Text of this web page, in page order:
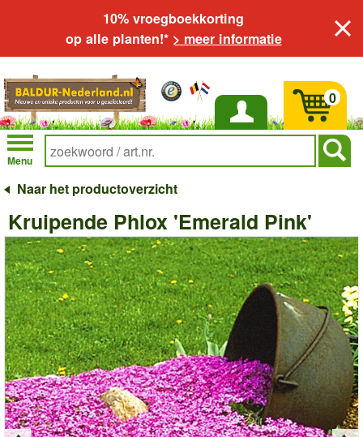
10% vroegboekkorting
op alle planten!* > meer informatie
Inloggen
Menu
0
Naar het productoverzicht
Kruipende Phlox 'Emerald Pink'